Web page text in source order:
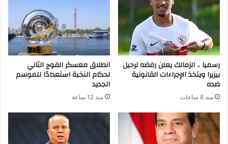
رسميا .. الزمالك يعلن رفضه لرحيل
بيزيرا ويتخذ الإجراءات القانونية
ضده
منذ 8 ساعات
انطلاق معسكر الفوج الثاني
لحكام النخبة استعدادًا للموسم
الجديد
منذ 12 ساعة